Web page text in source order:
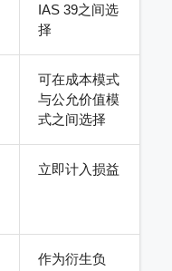
IAS 39之间选
择
可在成本模式
与公允价值模
式之间选择
立即计入损益
作为衍生负